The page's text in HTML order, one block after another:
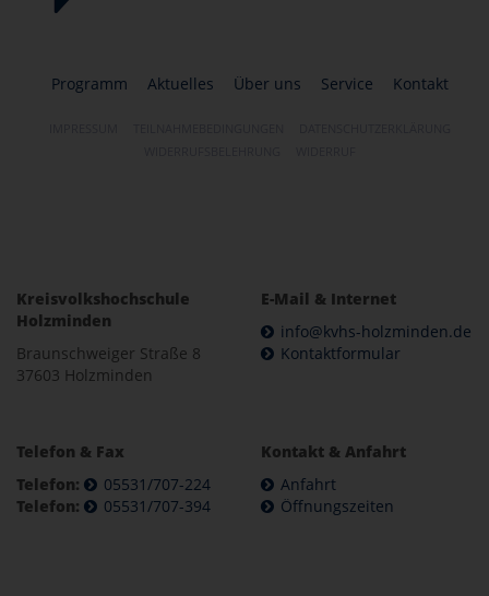
Programm Aktuelles Über uns Service Kontakt
Kreisvolkshochschule
Holzminden
Braunschweiger Straße 8
37603 Holzminden
E-Mail & Internet
info@kvhs-holzminden.de
Kontaktformular
Telefon & Fax
Telefon:
05531/707-224
Telefon:
05531/707-394
Kontakt & Anfahrt
Anfahrt
Öffnungszeiten